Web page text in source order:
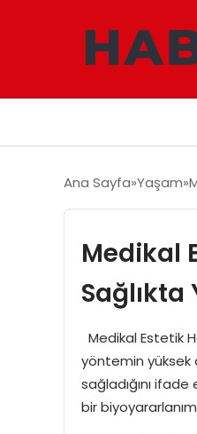
Ana Sayfa Yaşam
Medikal
Medikal Estetik
yöntemin yüksek
sağladığını
bir